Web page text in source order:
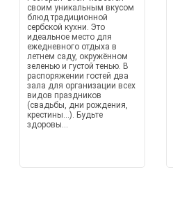
своим уникальным вкусом
блюд традиционной
сербской кухни. Это
идеальное место для
ежедневного отдыха в
летнем саду, окружённом
зеленью и густой тенью. В
распоряжении гостей два
зала для организации всех
видов праздников
(свадьбы, дни рождения,
крестины...). Будьте
здоровы...